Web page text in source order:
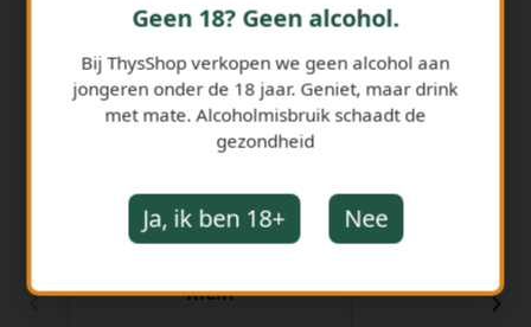
GERELATEERDE PRODUCTEN
‹
Klein
›
Geen 18? Geen alcohol.
Bij ThysShop verkopen we geen alcohol aan
jongeren onder de 18 jaar. Geniet, maar drink
met mate. Alcoholmisbruik schaadt de
gezondheid
Ja, ik ben 18+ Nee